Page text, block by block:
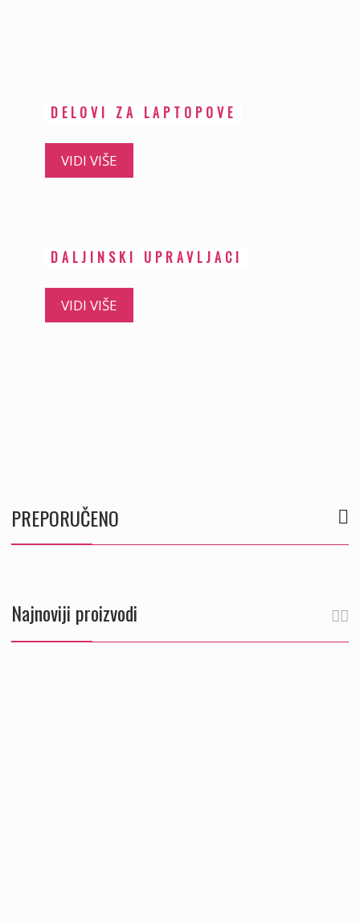
DELOVI ZA LAPTOPOVE
VIDI VIŠE
DALJINSKI UPRAVLJACI
VIDI VIŠE
PREPORUČENO
Najnoviji proizvodi